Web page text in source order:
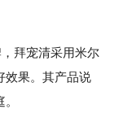
拜宠清采用米尔
效果。其产品说